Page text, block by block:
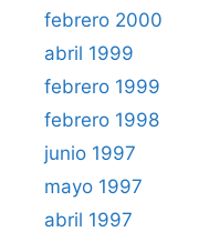
febrero 2000
abril 1999
febrero 1999
febrero 1998
junio 1997
mayo 1997
abril 1997